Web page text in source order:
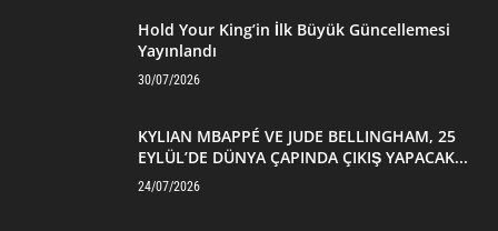
Hold Your King’in İlk Büyük Güncellemesi
Yayınlandı
30/07/2026
KYLIAN MBAPPÉ VE JUDE BELLINGHAM, 25
EYLÜL’DE DÜNYA ÇAPINDA ÇIKIŞ YAPACAK...
24/07/2026